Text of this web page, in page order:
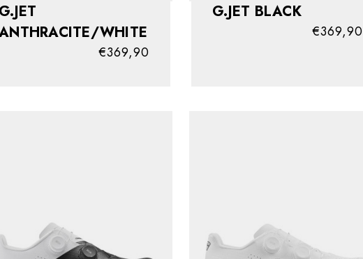
G.JET
WHITE
€369,90
G.JET BLACK
€369,90